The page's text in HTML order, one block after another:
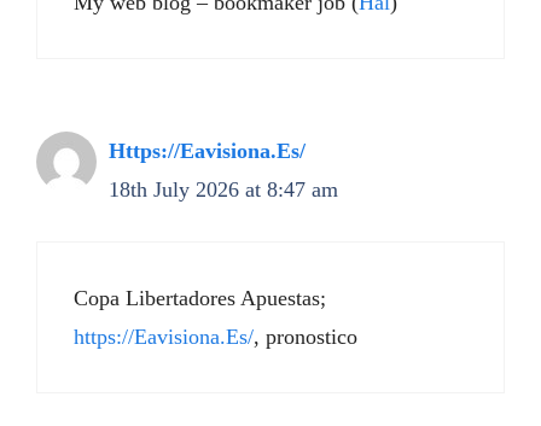
Https://Eavisiona.Es/
18th July 2026 at 8:47 am
Copa Libertadores Apuestas;
https://Eavisiona.Es/, pronostico